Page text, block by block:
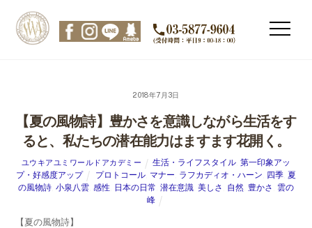
content
Menu
2018年7月3日
【夏の風物詩】豊かさを意識しながら生活をす
ると、私たちの潜在能力はますます花開く。
ユウキアユミワールドアカデミー 生活・ライフスタイル ,第一印象アッ
プ・好感度アップ
プロトコール, マナー ラフカディオ・ハーン 四季, 夏
の風物詩 小泉八雲 感性 日本の日常 潜在意識 美しさ 自然 豊かさ
雲の
峰
【夏の風物詩】